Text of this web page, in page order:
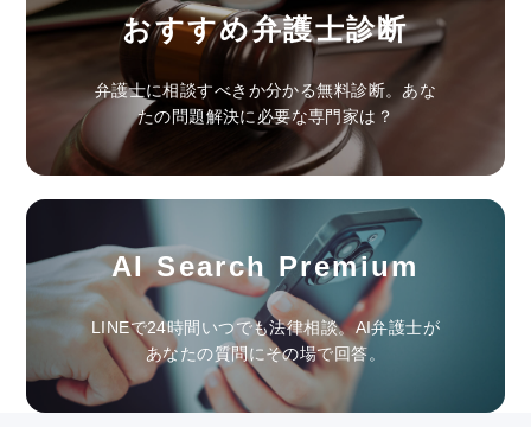
おすすめ弁護士診断
弁護士に相談すべきか分かる無料診断。あな
たの問題解決に必要な専門家は？
AI Search Premium
LINEで24時間いつでも法律相談。AI弁護士が
あなたの質問にその場で回答。